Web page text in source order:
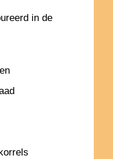
in de